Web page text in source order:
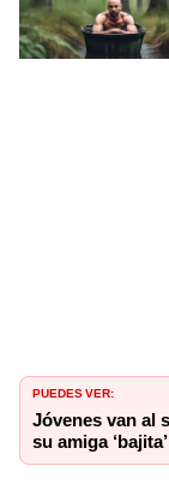
PUEDES VER:
Jóvenes van al
su amiga